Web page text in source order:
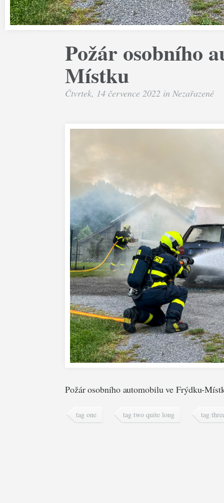
Požár osobního
Místku
Čtvrtek, 14 července 2022 in Nezařazené
Požár osobního automobilu ve Frýdku-
tag one tag two quite long tag